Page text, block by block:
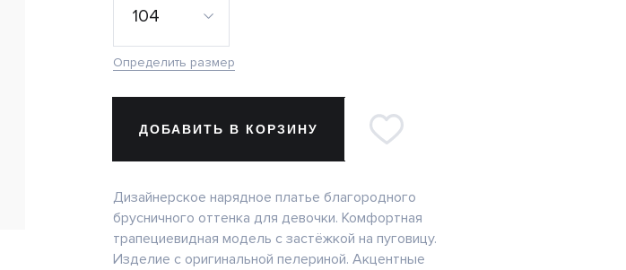
104
Определить размер
ДОБАВИТЬ В КОРЗИНУ
Дизайнерское нарядное платье благородного
брусничного оттенка для девочки. Комфортная
трапециевидная модель с застёжкой на пуговицу.
Изделие с оригинальной пелериной. Акцентные